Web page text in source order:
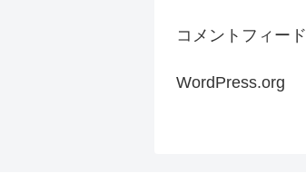
コメントフィード
WordPress.org